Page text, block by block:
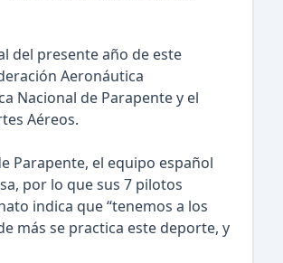
del presente año de este
Aeronáutica
Nacional de Parapente y el
Aéreos.
Parapente, el equipo español
por lo que sus 7 pilotos
indica que “tenemos a los
más se practica este deporte, y